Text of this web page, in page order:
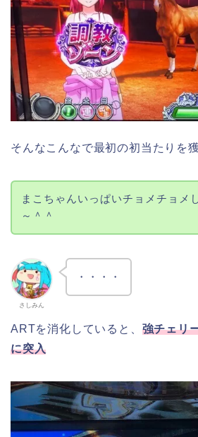
そんなこんなで最初の初当たりを
まこちゃんいっぱいチョメチョメ
～＾＾
さしみん
・・・・
ARTを消化していると、 強チェリ
に突入